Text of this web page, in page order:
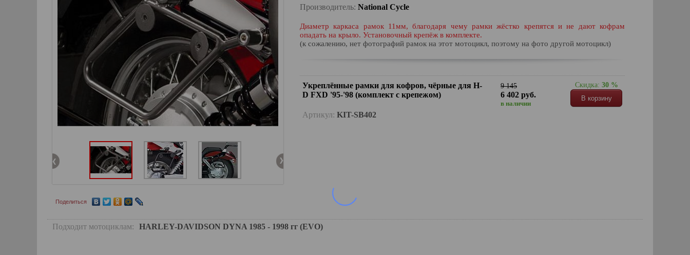
Производитель: National Cycle
Диаметр каркаса рамок 11мм, благодаря чему рамки жёстко крепятся и не дают кофрам
опадать на крыло. Установочный крепёж в комплекте.
(к сожалению, нет фотографий рамок на этот мотоцикл, поэтому на фото другой мотоцикл)
Укреплённые рамки для кофров, чёрные для H-
D FXD '95-'98 (комплект с крепежом)
9 145
6 402 руб.
в наличии
Скидка: 30 %
В корзину
Артикул: KIT-SB402
Поделиться
Подходит мотоциклам: HARLEY-DAVIDSON DYNA 1985 - 1998 гг (EVO)